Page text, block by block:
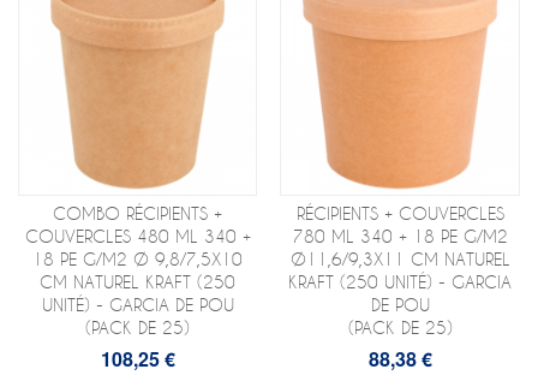
COMBO RÉCIPIENTS +
COUVERCLES 480 ML 340 +
18 PE G/M2 Ø 9,8/7,5X10
CM NATUREL KRAFT (250
UNITÉ) - GARCIA DE POU
(PACK DE 25)
108,25 €
RÉCIPIENTS + COUVERCLES
780 ML 340 + 18 PE G/M2
Ø11,6/9,3X11 CM NATUREL
KRAFT (250 UNITÉ) - GARCIA
DE POU
(PACK DE 25)
88,38 €